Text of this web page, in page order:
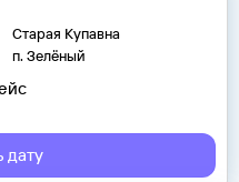
Старая Купавна
п. Зелёный
дату